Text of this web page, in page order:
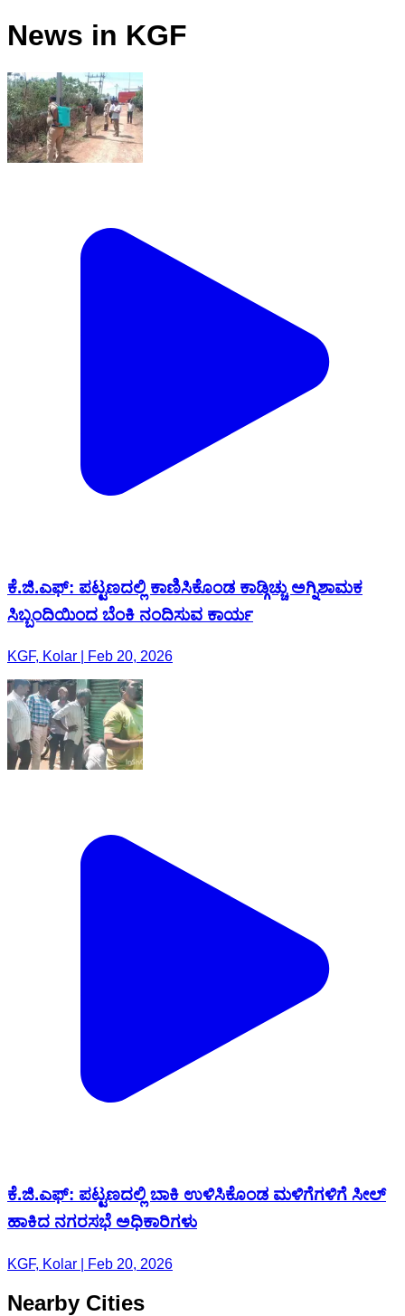
News in KGF
ಕೆ.ಜಿ.ಎಫ್: ಪಟ್ಟಣದಲ್ಲಿ ಕಾಣಿಸಿಕೊಂಡ ಕಾಡ್ಗಿಚ್ಚು ಅಗ್ನಿಶಾಮಕ
ಸಿಬ್ಬಂದಿಯಿಂದ ಬೆಂಕಿ ನಂದಿಸುವ ಕಾರ್ಯ
KGF, Kolar | Feb 20, 2026
ಕೆ.ಜಿ.ಎಫ್: ಪಟ್ಟಣದಲ್ಲಿ ಬಾಕಿ ಉಳಿಸಿಕೊಂಡ ಮಳಿಗೆಗಳಿಗೆ ಸೀಲ್
ಹಾಕಿದ ನಗರಸಭೆ ಅಧಿಕಾರಿಗಳು
KGF, Kolar | Feb 20, 2026
Nearby Cities